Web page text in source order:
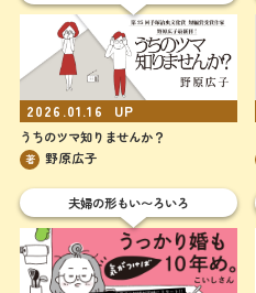
2026.01.16 UP
うちのツマ知りませんか？
著 野原広子
夫婦の形もい〜ろいろ